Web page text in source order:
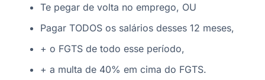
Te pegar de volta no emprego, OU
Pagar TODOS os salários desses 12 meses,
+ o FGTS de todo esse período,
+ a multa de 40% em cima do FGTS.